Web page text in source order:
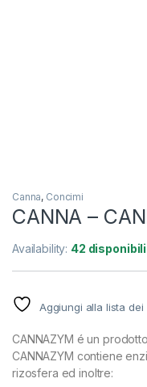
Canna, Concimi
CANNA –
Availability: 42 disponibili
Aggiungi alla lista dei
CANNAZYM é un
CANNAZYM contiene
rizosfera ed inoltre: